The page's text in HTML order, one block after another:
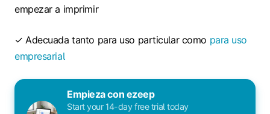
empezar a imprimir
✓ Adecuada tanto para uso particular como para uso
empresarial
Empieza con ezeep
Start your 14-day free trial today